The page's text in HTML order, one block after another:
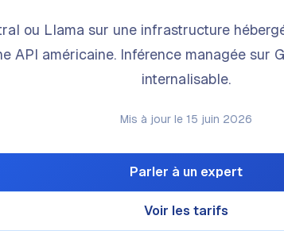
ou Llama sur une infrastructure
API américaine. Inférence managée sur
internalisable.
Mis à jour le 15 juin 2026
Parler à un expert
Voir les tarifs